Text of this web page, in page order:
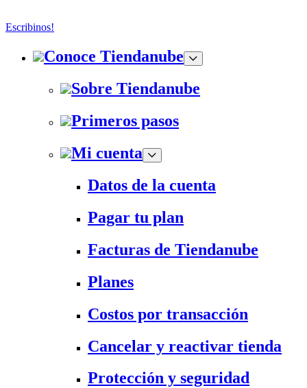
Escribinos!
Conoce Tiendanube
Sobre Tiendanube
Primeros pasos
Mi cuenta
Datos de la cuenta
Pagar tu plan
Facturas de Tiendanube
Planes
Costos por transacción
Cancelar y reactivar tienda
Protección y seguridad